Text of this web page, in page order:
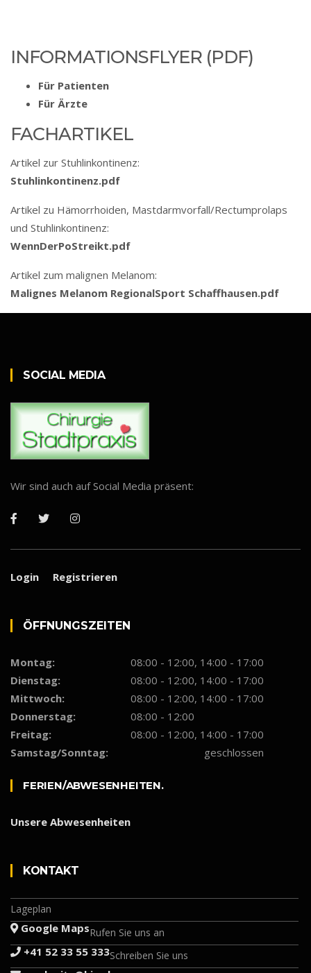
IN­FOR­MA­TIONS­FLY­ER (PDF)
Für Patienten
Für Ärzte
FACH­AR­TI­KEL
Artikel zur Stuhlinkontinenz:
Stuhl­in­kon­ti­nenz.pdf
Artikel zu Hämorrhoiden, Mastdarmvorfall/­­Rec­tum­pro­laps
und Stuhl­in­kon­ti­nenz:
Wenn­Der­Po­Streikt.pdf
Artikel zum malignen Melanom:
Ma­lig­nes Me­la­nom Regio­nal­Sport Schaff­hau­sen.pdf
SOCIAL MEDIA
Wir sind auch auf Social Media präsent:
Login Registrieren
ÖFF­NUNGS­ZEI­TEN
Montag:
08:00 - 12:00, 14:00 - 17:00
Dienstag:
08:00 - 12:00, 14:00 - 17:00
Mittwoch:
08:00 - 12:00, 14:00 - 17:00
Donnerstag:
08:00 - 12:00
Freitag:
08:00 - 12:00, 14:00 - 17:00
Samstag/Sonntag:
geschlossen
FERIEN/ABWESENHEITEN.
Unsere Abwesenheiten
KON­­TAKT
Lageplan
Google MapsRufen Sie uns an
+41 52 33 55 333Schreiben Sie uns